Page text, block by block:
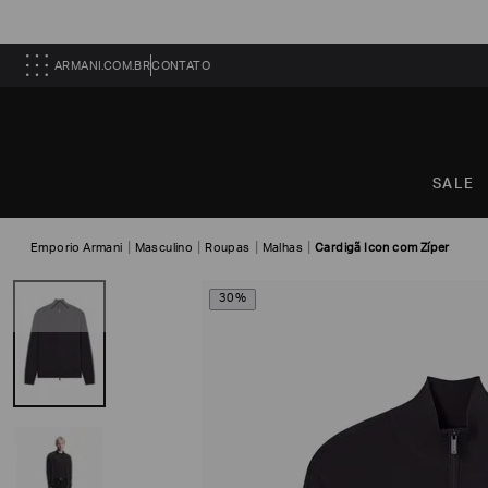
ARMANI.COM.BRCONTATO
SALE
Emporio Armani Masculino Roupas Malhas Cardigã Icon com Zíper
30%